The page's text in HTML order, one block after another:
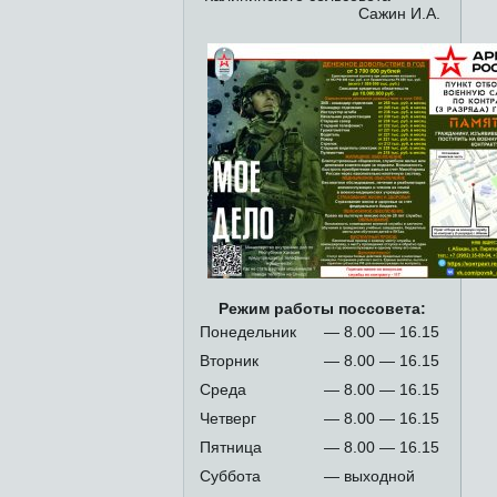
Сажин И.А.
Режим работы поссовета:
Понедельник
— 8.00 — 16.15
Вторник
— 8.00 — 16.15
Среда
— 8.00 — 16.15
Четверг
— 8.00 — 16.15
Пятница
— 8.00 — 16.15
Суббота
— выходной